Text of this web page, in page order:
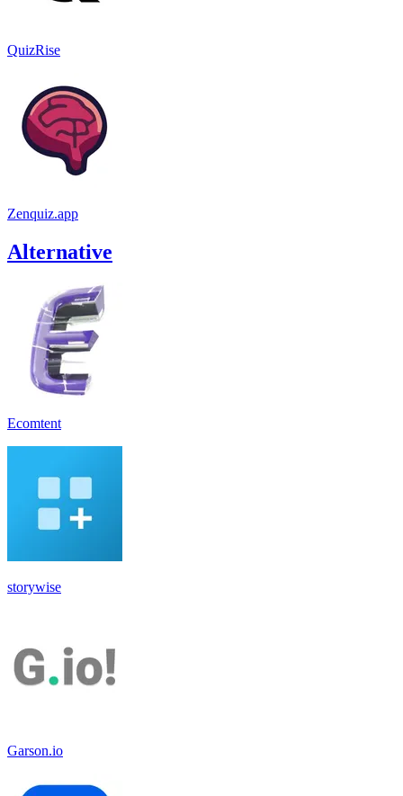
QuizRise
Zenquiz.app
Alternative
Ecomtent
storywise
Garson.io